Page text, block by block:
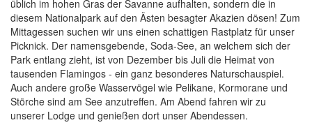
üblich im hohen Gras der Savanne aufhalten, sondern die in
diesem Nationalpark auf den Ästen besagter Akazien dösen! Zum
Mittagessen suchen wir uns einen schattigen Rastplatz für unser
Picknick. Der namensgebende, Soda-See, an welchem sich der
Park entlang zieht, ist von Dezember bis Juli die Heimat von
tausenden Flamingos - ein ganz besonderes Naturschauspiel.
Auch andere große Wasservögel wie Pelikane, Kormorane und
Störche sind am See anzutreffen. Am Abend fahren wir zu
unserer Lodge und genießen dort unser Abendessen.